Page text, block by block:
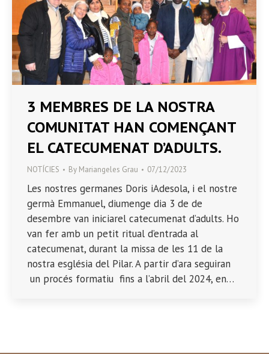
3 MEMBRES DE LA NOSTRA
COMUNITAT HAN COMENÇANT
EL CATECUMENAT D’ADULTS.
NOTÍCIES By Mariangeles Grau 07/12/2023
Les nostres germanes Doris iAdesola, i el nostre
germà Emmanuel, diumenge dia 3 de de
desembre van iniciarel catecumenat d’adults. Ho
van fer amb un petit ritual d’entrada al
catecumenat, durant la missa de les 11 de la
nostra església del Pilar. A partir d’ara seguiran
un procés formatiu fins a l’abril del 2024, en…